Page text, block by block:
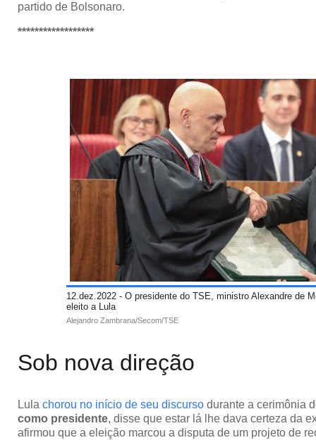
partido de Bolsonaro.
******************
12.dez.2022 - O presidente do TSE, ministro Alexandre de
eleito a Lula
Alejandro Zambrana/Secom/TSE
Sob nova direção
Lula chorou no início de seu discurso durante a cerimônia
como presidente, disse que estar lá lhe dava certeza da
afirmou que a eleição marcou a disputa de um projeto de